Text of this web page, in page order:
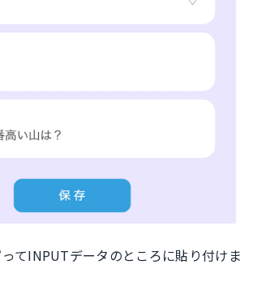
てINPUTデータのところに貼り付けま